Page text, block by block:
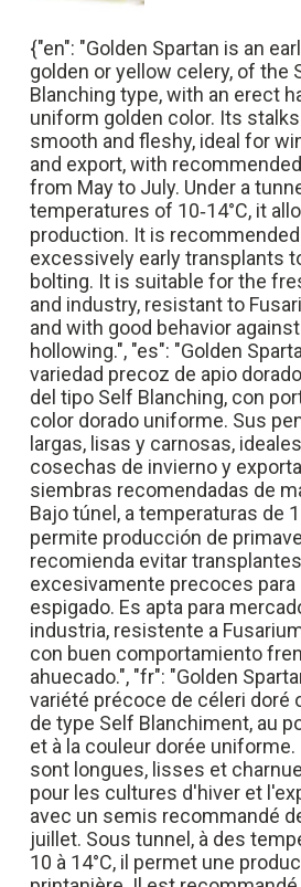
{"en": "Golden Spartan is an
golden or yellow celery, of the
Blanching type, with an erect
uniform golden color. Its stalks
smooth and fleshy, ideal for
and export, with
from May to July. Under a
temperatures of 10‑14°C, it
production. It is
excessively early transplants
bolting. It is suitable for the
and industry, resistant to
and with good behavior against
hollowing.", "es": "Golden
variedad precoz de apio
del tipo Self Blanching, con
color dorado uniforme. Sus
largas, lisas y carnosas,
cosechas de invierno y
siembras recomendadas de
Bajo túnel, a temperaturas de
permite producción de
recomienda evitar transplantes
excesivamente precoces para
espigado. Es apta para
industria, resistente a
con buen comportamiento
ahuecado.", "fr": "Golden
variété précoce de céleri doré
de type Self Blanchiment, au
et à la couleur dorée
sont longues, lisses et
pour les cultures d'hiver et
avec un semis recommandé
juillet. Sous tunnel, à des
10 à 14°C, il permet une